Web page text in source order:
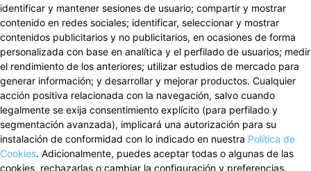
identificar y mantener sesiones de usuario; compartir y mostrar
contenido en redes sociales; identificar, seleccionar y mostrar
contenidos publicitarios y no publicitarios, en ocasiones de forma
personalizada con base en analítica y el perfilado de usuarios; medir
el rendimiento de los anteriores; utilizar estudios de mercado para
generar información; y desarrollar y mejorar productos. Cualquier
acción positiva relacionada con la navegación, salvo cuando
legalmente se exija consentimiento explícito (para perfilado y
segmentación avanzada), implicará una autorización para su
instalación de conformidad con lo indicado en nuestra Política de
Cookies. Adicionalmente, puedes aceptar todas o algunas de las
cookies, rechazarlas o cambiar la configuración y preferencias.